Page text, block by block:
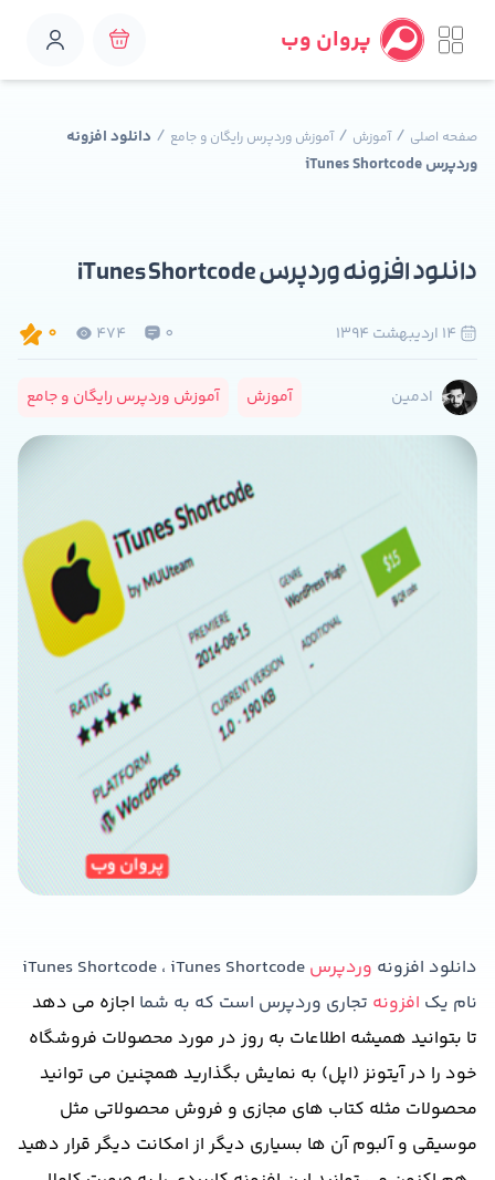
پروان وب
صفحه اصلی /آموزش /آموزش وردپرس رایگان و جامع / دانلود افزونه
وردپرس iTunes Shortcode
0
474
0
دانلود افزونه وردپرس iTunes Shortcode
ادمین آموزش آموزش وردپرس رایگان و جامع
دانلود افزونه وردپرس iTunes Shortcode ، iTunes Shortcode
نام یک افزونه تجاری وردپرس است که به شما اجازه می دهد
تا بتوانید همیشه اطلاعات به روز در مورد محصولات فروشگاه
خود را در آیتونز (اپل) به نمایش بگذارید همچنین می توانید
محصولات مثله کتاب های مجازی و فروش محصولاتی مثل
موسیقی و آلبوم آن ها بسیاری دیگر از امکانت دیگر قرار دهید